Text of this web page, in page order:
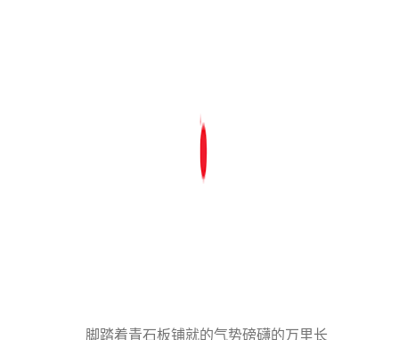
脚踏着青石板铺就的气势磅礴的万里长